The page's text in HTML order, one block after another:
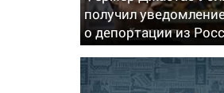
получил
о депортации из